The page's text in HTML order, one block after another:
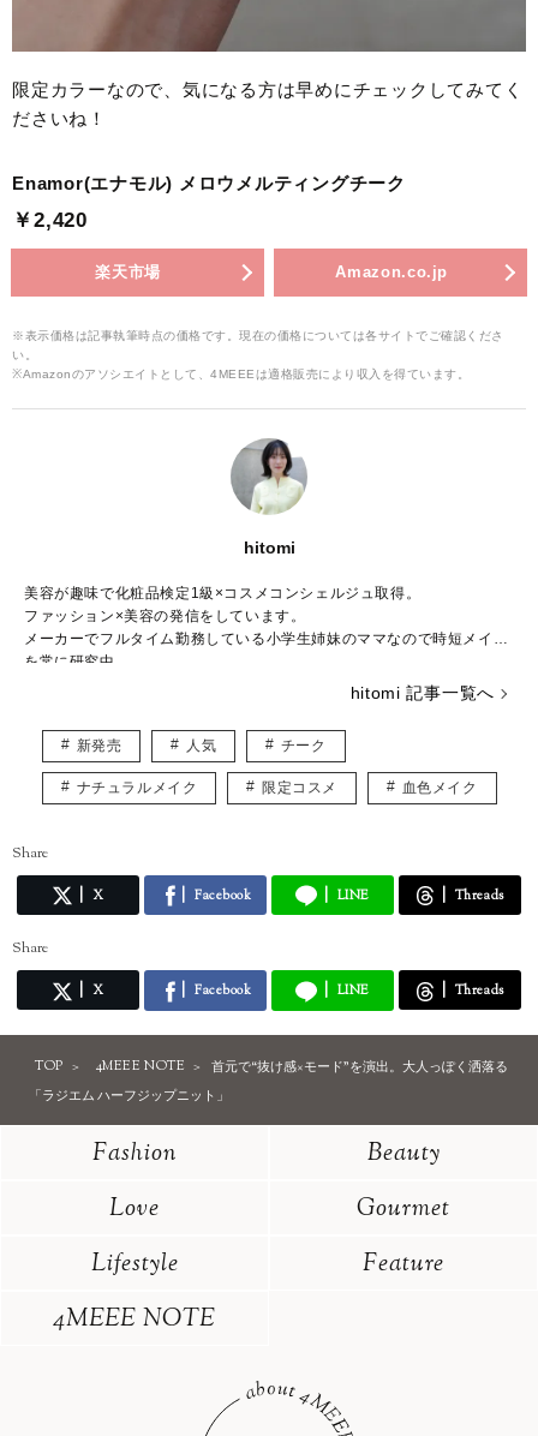
限定カラーなので、気になる方は早めにチェックしてみてく
ださいね！
Enamor(エナモル) メロウメルティングチーク
￥2,420
楽天市場 Amazon.co.jp
※表示価格は記事執筆時点の価格です。現在の価格については各サイトでご確認くださ
い。
※Amazonのアソシエイトとして、4MEEEは適格販売により収入を得ています。
hitomi
美容が趣味で化粧品検定1級×コスメコンシェルジュ取得。
ファッション×美容の発信をしています。
メーカーでフルタイム勤務している小学生姉妹のママなので時短メイク
を常に研究中。
hitomi 記事一覧へ
新発売 人気 チーク
ナチュラルメイク 限定コスメ 血色メイク
Share
X Facebook LINE Threads
Share
X Facebook LINE Threads
TOP 4MEEE NOTE
首元で“抜け感×モード”を演出。大人っぽく洒落る
「ラジエム ハーフジップニット」
Fashion
Beauty
Love
Gourmet
Lifestyle
Feature
4MEEE NOTE